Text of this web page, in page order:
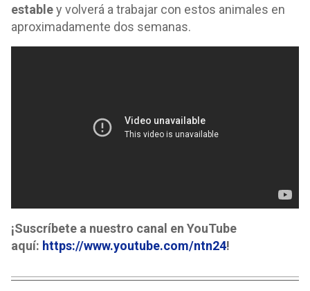
establey volverá a trabajar con estos animales en
aproximadamente dos semanas.
¡Suscríbete a nuestro canal en YouTube
aquí: https://www.youtube.com/ntn24!